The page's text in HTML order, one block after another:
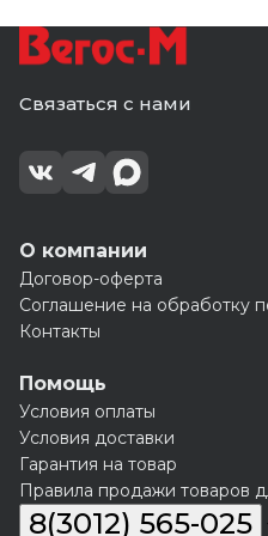
Связаться с нами
О компании
Договор-оферта
Соглашение на обработку
Контакты
Помощь
Условия оплаты
Условия доставки
Гарантия на товар
Правила продажи товаров
8(3012) 565-025